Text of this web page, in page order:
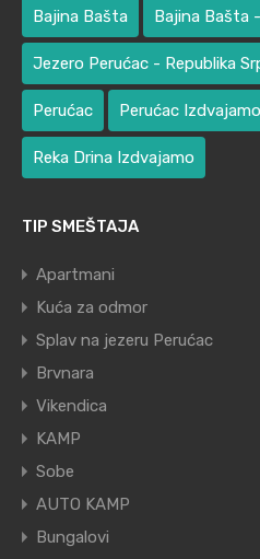
Bajina Bašta Bajina Bašta
Jezero Perućac - Republika
Perućac Perućac Izdvajamo
Reka Drina Izdvajamo
TIP SMEŠTAJA
Apartmani
Kuća za odmor
Splav na jezeru Perućac
Brvnara
Vikendica
KAMP
Sobe
AUTO KAMP
Bungalovi